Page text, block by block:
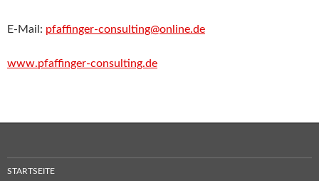
E-Mail: pfaffinger-consulting@online.de
www.pfaffinger-consulting.de
STARTSEITE